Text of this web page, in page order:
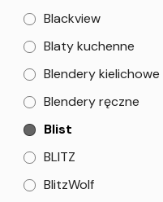
Blackview
Blaty kuchenne
Blendery kielichowe
Blendery ręczne
Blist
BLITZ
BlitzWolf